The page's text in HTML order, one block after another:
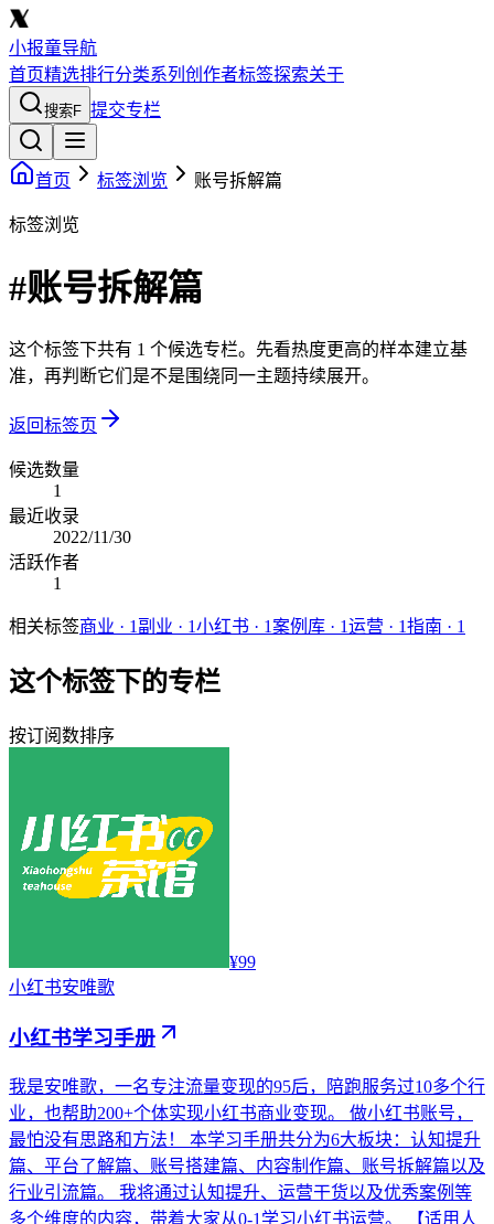
小报童导航
首页精选排行分类系列 创作者标签探索关于
搜索F 提交专栏
首页 标签浏览 账号拆解篇
标签浏览
#账号拆解篇
这个标签下共有 1 个候选专栏。先看热度更高的样本建立基
准，再判断它们是不是围绕同一主题持续展开。
返回标签页
候选数量
1
最近收录
2022/11/30
活跃作者
1
相关标签商业 · 1 副业 · 1小红书 · 1案例库 · 1运营 · 1指南 · 1
这个标签下的专栏
按订阅数排序
¥99
小红书安唯歌
小红书学习手册
我是安唯歌，一名专注流量变现的95后，陪跑服务过10多个行
业，也帮助200+个体实现小红书商业变现。 做小红书账号，
最怕没有思路和方法！ 本学习手册共分为6大板块：认知提升
篇、平台了解篇、账号搭建篇、内容制作篇、账号拆解篇以及
行业引流篇。 我将通过认知提升、运营干货以及优秀案例等
多个维度的内容，带着大家从0-1学习小红书运营。 【适用人